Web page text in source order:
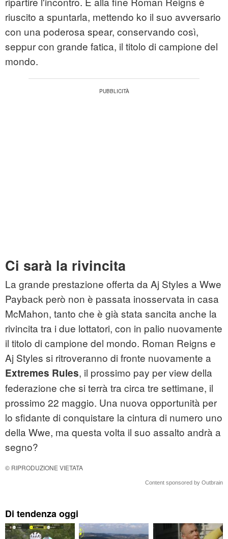
riuscito a spuntarla, mettendo ko il suo avversario
con una poderosa spear, conservando così,
seppur con grande fatica, il titolo di campione del
mondo.
Ci sarà la rivincita
La grande prestazione offerta da Aj Styles a Wwe
Payback però non è passata inosservata in casa
McMahon, tanto che è già stata sancita anche la
rivincita tra i due lottatori, con in palio nuovamente
il titolo di campione del mondo. Roman Reigns e
Aj Styles si ritroveranno di fronte nuovamente a
Extremes Rules, il prossimo pay per view della
federazione che si terrà tra circa tre settimane, il
prossimo 22 maggio. Una nuova opportunità per
lo sfidante di conquistare la cintura di numero uno
della Wwe, ma questa volta il suo assalto andrà a
segno?
© RIPRODUZIONE VIETATA
Content sponsored by Outbrain
Di tendenza oggi